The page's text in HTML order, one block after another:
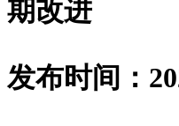
期改进
发布时间：